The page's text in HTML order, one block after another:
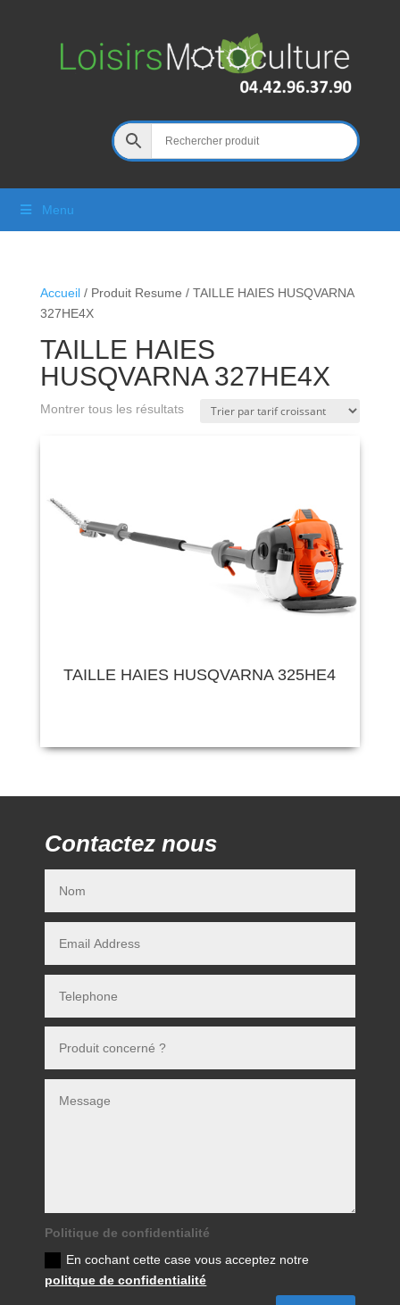
Menu
Accueil/ Produit Resume / TAILLE HAIES HUSQVARNA
327HE4X
TAILLE HAIES
HUSQVARNA 327HE4X
Montrer tous les résultats
TAILLE HAIES HUSQVARNA 325HE4
Contactez nous
Politique de confidentialité
En cochant cette case vous acceptez notre
politque de confidentialité